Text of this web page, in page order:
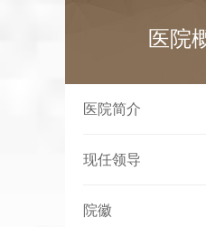
医院
医院简介
现任领导
院徽